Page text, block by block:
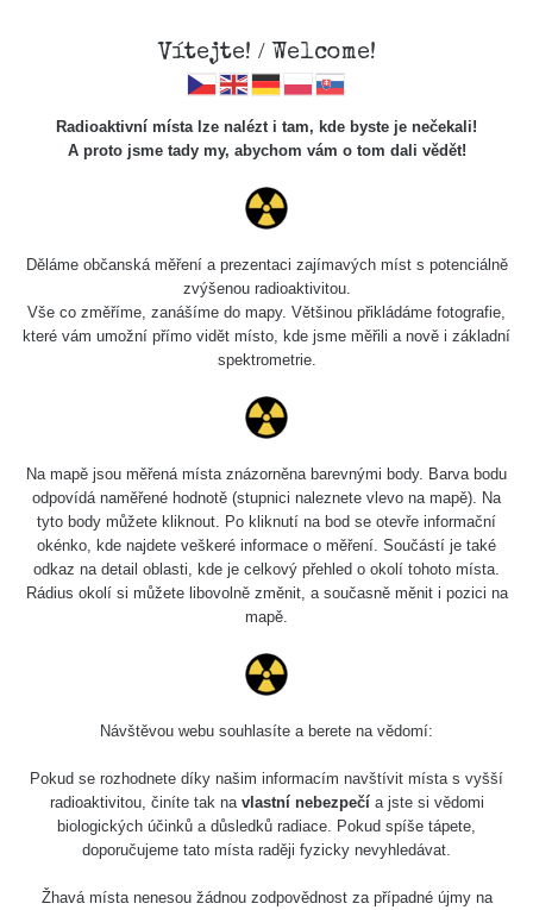
Veškerou správu dat přesouváme na
správa dat na této adrese nemusí být již plně funkční.
Děkujeme za pochopení.
Místa měřená od: Jenda
Vítejte! / Welcome!
Radioaktivní místa lze nalézt i tam, kde byste je nečekali!
A proto jsme tady my, abychom vám o tom dali vědět!
Děláme občanská měření a prezentaci zajímavých míst s potenciálně
zvýšenou radioaktivitou.
Vše co změříme, zanášíme do mapy. Většinou přikládáme fotografie,
které vám umožní přímo vidět místo, kde jsme měřili a nově i základní
spektrometrie.
Na mapě jsou měřená místa znázorněna barevnými body. Barva bodu
odpovídá naměřené hodnotě (stupnici naleznete vlevo na mapě). Na
tyto body můžete kliknout. Po kliknutí na bod se otevře informační
okénko, kde najdete veškeré informace o měření. Součástí je také
odkaz na detail oblasti, kde je celkový přehled o okolí tohoto místa.
Rádius okolí si můžete libovolně změnit, a současně měnit i pozici na
mapě.
Návštěvou webu souhlasíte a berete na vědomí:
Pokud se rozhodnete díky našim informacím navštívit místa s vyšší
radioaktivitou, činíte tak na vlastní nebezpečía jste si vědomi
biologických účinků a důsledků radiace. Pokud spíše tápete,
doporučujeme tato místa raději fyzicky nevyhledávat.
Žhavá místa nenesou žádnou zodpovědnost za případné újmy na